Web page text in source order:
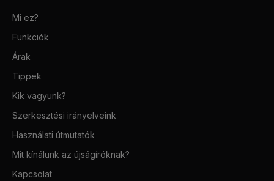
Mi ez?
Funkciók
Árak
Tippek
Kik vagyunk?
Szerkesztési irányelveink
Használati útmutatók
Mit kínálunk az újságíróknak?
Kapcsolat